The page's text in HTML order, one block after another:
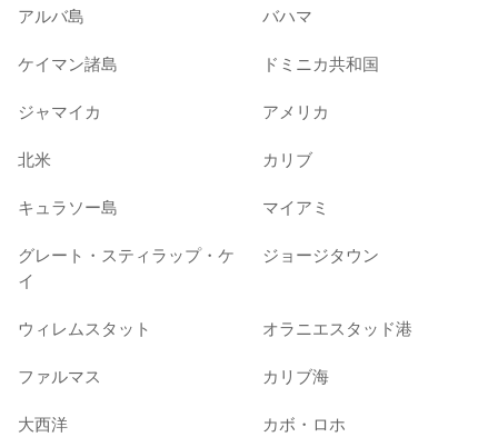
アルバ島 バハマ
ケイマン諸島 ドミニカ共和国
ジャマイカ アメリカ
北米 カリブ
キュラソー島 マイアミ
グレート・スティラップ・ケ
イ
ジョージタウン
ウィレムスタット オラニエスタッド港
ファルマス カリブ海
大西洋 カボ・ロホ